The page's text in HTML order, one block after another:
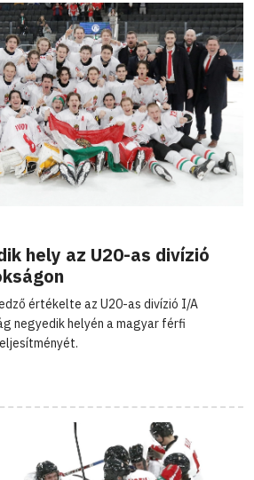
hely az U20-as divízió
értékelte az U20-as divízió I/A
negyedik helyén a magyar férfi